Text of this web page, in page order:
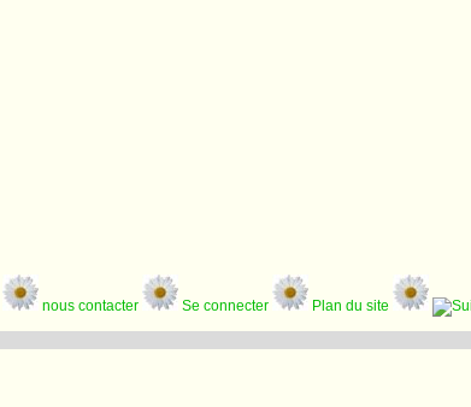
nous contacter Se connecter Plan du site